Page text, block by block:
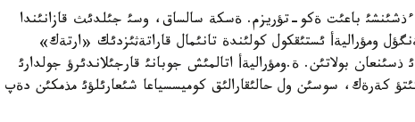
باعئت ةكو-تؤريزم. ةسكة سالساق، وسئ جئلدئث قازانئندا
ومؤراليةأ ئستئقكول كولئندة تانئمال قاراتةثئزدئك «ارتةك»
ذسئنعان بولاتئن. ة.ومؤراليةأ اتالمئش جوبانئ قارجئلاندئرؤ جولدارئ
كةرةك، سوسئن ول حالئقارالئق كوميسسياعا شئعارئلؤئ مذمكئن دةپ